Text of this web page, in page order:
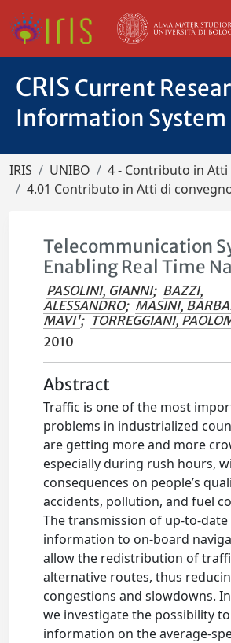
CRIS Current
Information System
IRIS UNIBO
4 - Contributo in
4.01 Contributo in Atti di
Telecommunication
Enabling Real Time
PASOLINI, GIANNI; BAZZI,
ALESSANDRO; MASINI,
MAVI'; TORREGGIANI,
2010
Abstract
Traffic is one of the most
problems in industrialized
are getting more and more
especially during rush hours,
consequences on people’s
accidents, pollution, and fuel
The transmission of up-to-
information to on-board
allow the redistribution of
alternative routes, thus
congestions and slowdowns.
we investigate the possibility
information on the average-